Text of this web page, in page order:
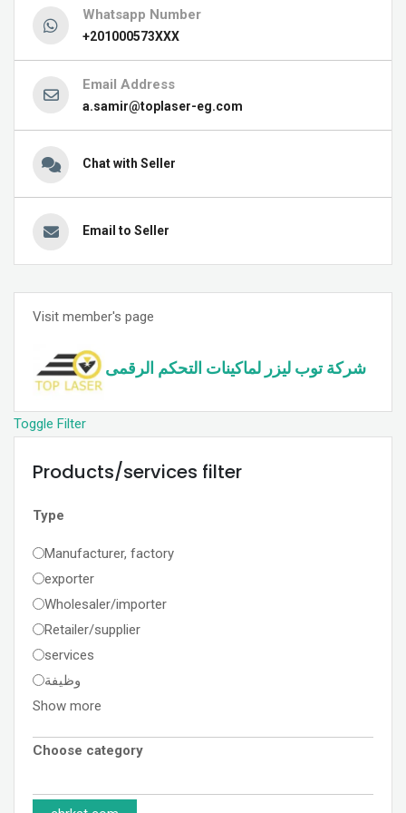
Whatsapp Number
+201000573XXX
Email Address
a.samir@toplaser-eg.com
Chat with Seller
Email to Seller
Visit member's page
شركة توب ليزر لماكينات التحكم الرقمى
Toggle Filter
Products/services filter
Type
Manufacturer, factory
exporter
Wholesaler/importer
Retailer/supplier
services
وظيفة
Show more
Choose category